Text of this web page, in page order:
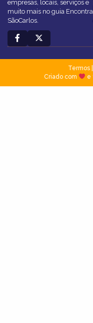
empresas, locais, serviços e
muito mais no guia Encontra
SãoCarlos.
Termos|
Criado com
e